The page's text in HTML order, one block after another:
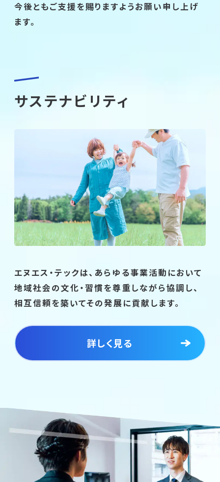
今後ともご支援を賜りますようお願い申し上げ
ます。
サステナビリティ
エヌエス・テックは、あらゆる事業活動において
地域社会の文化・習慣を尊重しながら協調し、
相互信頼を築いてその発展に貢献します。
詳しく見る